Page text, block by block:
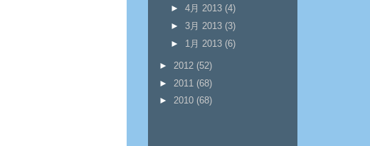
► 4月 2013 (4)
► 3月 2013 (3)
► 1月 2013 (6)
► 2012 (52)
► 2011 (68)
► 2010 (68)